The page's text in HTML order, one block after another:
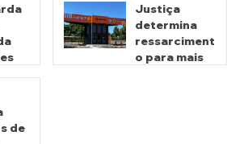
Justiça
determina
ressarciment
o para mais
de